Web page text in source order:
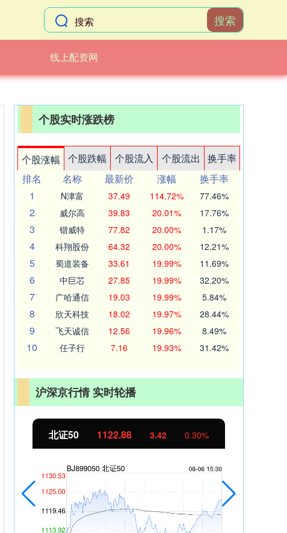
搜索
线上配资网
个股实时涨跌榜
个股涨幅 个股跌幅 个股流入 个股流出
换手率
排名
名称 最新价 涨幅
换手率
1
N津富 37.49 114.72% 77.46%
2 威尔高 39.83 20.01% 17.76%
3 锴威特 77.82 20.00% 1.17%
4 科翔股份 64.32 20.00% 12.21%
5 蜀道装备 33.61 19.99% 11.69%
6 中巨芯 27.85 19.99% 32.20%
7 广哈通信 19.03 19.99% 5.84%
8 欣天科技 18.02 19.97% 28.44%
9 飞天诚信 12.56 19.96% 8.49%
10 任子行 7.16 19.93% 31.42%
沪深京行情 实时轮播
北证50 1122.88 3.42 0.30%